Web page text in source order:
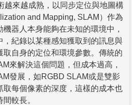
越來越成熟，以同步定位與地圖構
and Mapping, SLAM）作為
器人本身能夠在未知的環境中，
，紀錄以某種感知獲取到的訊息與
自身的定位和環境參數。傳統的
來解決這個問題，但成本過高，
發展，如RGBD SLAM或是雙影
取每個像素的深度，這樣的成本也
較長。